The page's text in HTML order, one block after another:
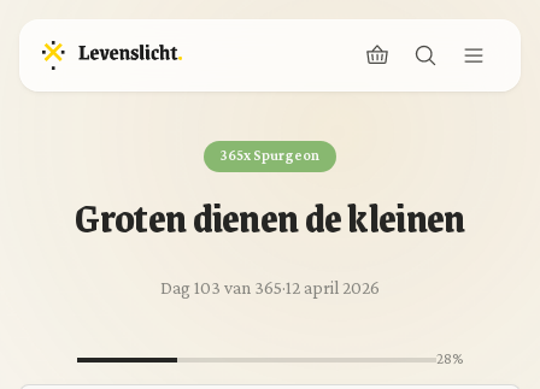
365x Spurgeon
Groten dienen de kleinen
Dag 103 van 365·12 april 2026
28%